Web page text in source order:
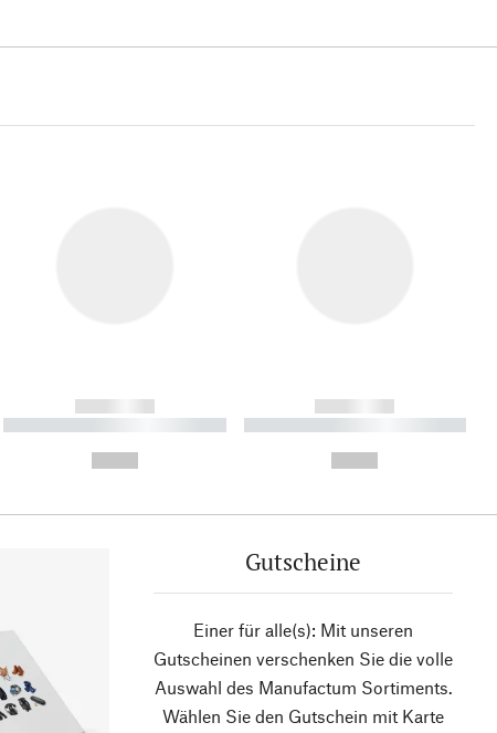
------------
----------- ----------- ----------
------------
----------- ----------- ----------
Gutscheine
Einer für alle(s): Mit unseren
Gutscheinen verschenken Sie die volle
Auswahl des Manufactum Sortiments.
Wählen Sie den Gutschein mit Karte